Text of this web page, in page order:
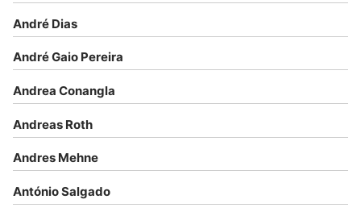
André Dias
André Gaio Pereira
Andrea Conangla
Andreas Roth
Andres Mehne
António Salgado